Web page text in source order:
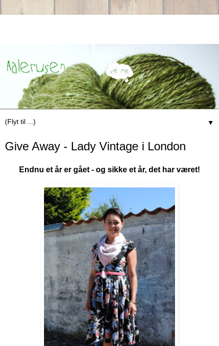
▼
Give Away - Lady Vintage i London
Endnu et år er gået - og sikke et år, det har været!